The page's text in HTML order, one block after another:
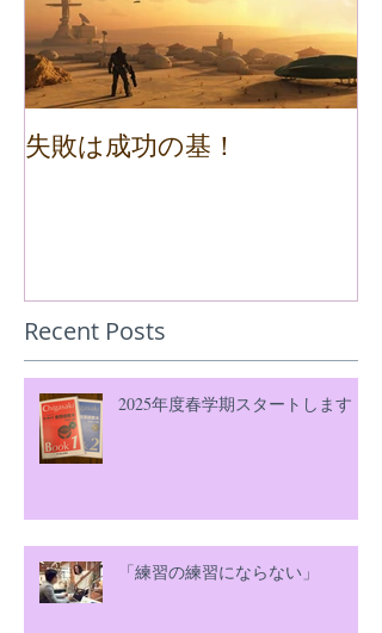
失敗は成功の基！
Recent Posts
2025年度春学期スタートします！
「練習の練習にならない」